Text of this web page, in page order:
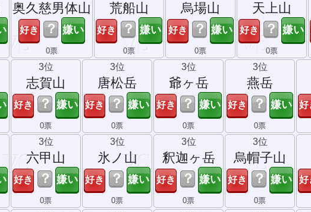
奥久慈男体山
？
0票
荒船山
？
0票
烏場山
？
0票
天上山
？
0票
3位
志賀山
？
0票
3位
唐松岳
？
0票
3位
爺ヶ岳
？
0票
3位
燕岳
？
0票
3位
六甲山
？
0票
3位
氷ノ山
？
0票
3位
釈迦ヶ岳
？
0票
3位
烏帽子山
？
0票